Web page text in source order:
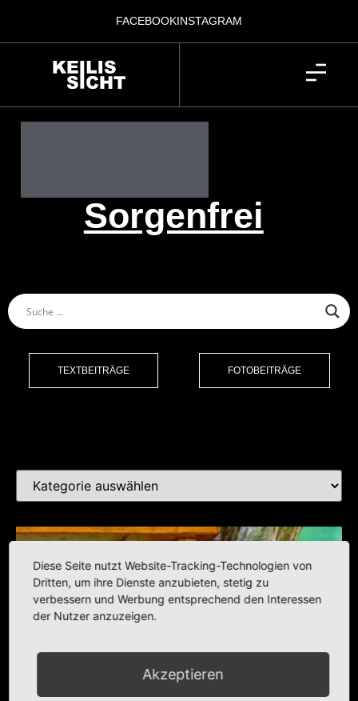
FACEBOOKINSTAGRAM
Sorgenfrei
TEXTBEITRÄGE FOTOBEITRÄGE
Diese Seite nutzt Website-Tracking-Technologien von
Dritten, um ihre Dienste anzubieten, stetig zu
verbessern und Werbung entsprechend den Interessen
der Nutzer anzuzeigen.
Akzeptieren